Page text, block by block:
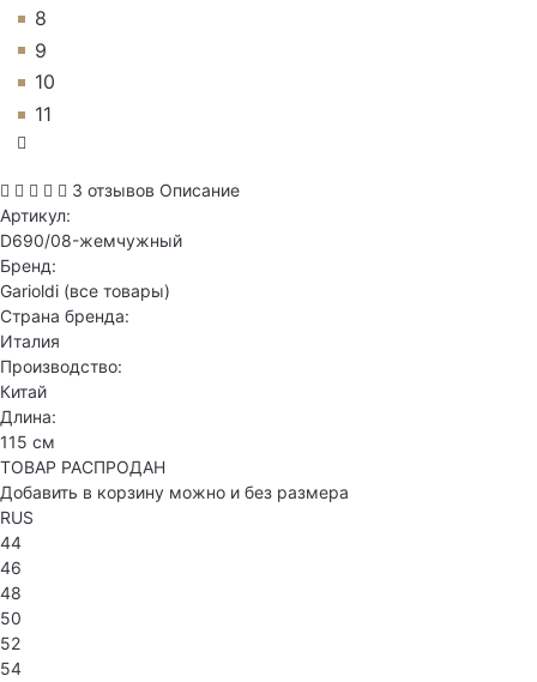
8
9
10
11
3 отзывов Описание
Артикул:
D690/08-жемчужный
Бренд:
Garioldi (все товары)
Страна бренда:
Италия
Производство:
Китай
Длина:
115 см
ТОВАР РАСПРОДАН
Добавить в корзину можно и без размера
RUS
44
46
48
50
52
54